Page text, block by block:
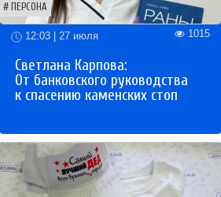
ПЕРСОНА
12:03 | 27 июля 1015
Светлана Карпова:
От банковского руководства
к спасению каменских стоп